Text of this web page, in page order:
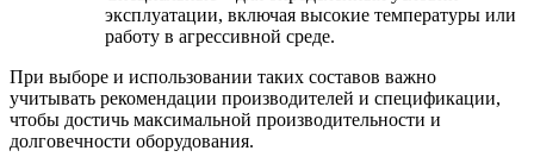
эксплуатации, включая высокие температуры или
работу в агрессивной среде.
При выборе и использовании таких составов важно
учитывать рекомендации производителей и спецификации,
чтобы достичь максимальной производительности и
долговечности оборудования.